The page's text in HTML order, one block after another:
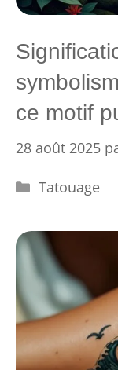
ce motif
28 août 2025
Catégories
Tatouage